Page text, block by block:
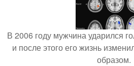
В 2006 году мужчина ударился
и после этого его жизнь
образом.